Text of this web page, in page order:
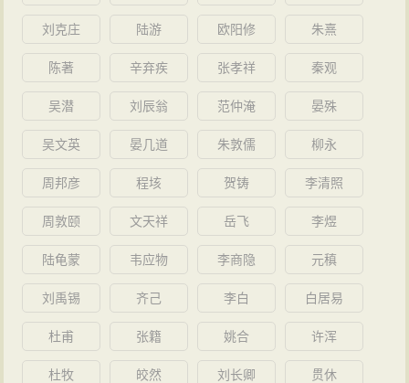
刘克庄 陆游 欧阳修 朱熹
陈著 辛弃疾 张孝祥 秦观
吴潜 刘辰翁 范仲淹 晏殊
吴文英 晏几道 朱敦儒 柳永
周邦彦 程垓 贺铸 李清照
周敦颐 文天祥 岳飞 李煜
陆龟蒙 韦应物 李商隐 元稹
刘禹锡 齐己 李白 白居易
杜甫 张籍 姚合 许浑
杜牧 皎然 刘长卿 贯休